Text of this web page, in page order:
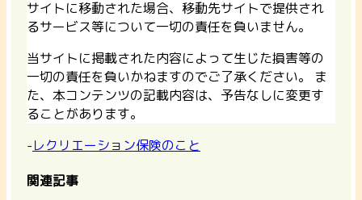
サイトに移動された場合、移動先サイトで提供され
るサービス等について一切の責任を負いません。
当サイトに掲載された内容によって生じた損害等の
一切の責任を負いかねますのでご了承ください。 ま
た、本コンテンツの記載内容は、予告なしに変更す
ることがあります。
-レクリエーション保険のこと
関連記事